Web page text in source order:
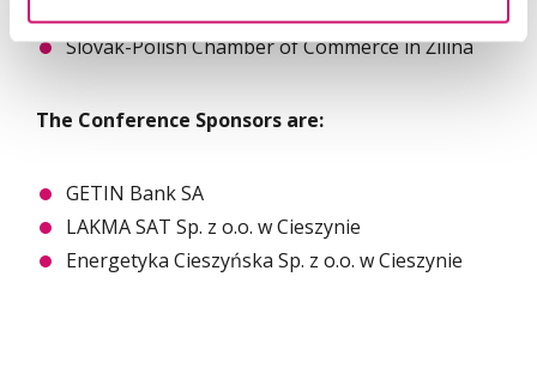
Slovak-Polish Chamber of Commerce in Žilina
The Conference Sponsors are:
GETIN Bank SA
LAKMA SAT Sp. z o.o. w Cieszynie
Energetyka Cieszyńska Sp. z o.o. w Cieszynie